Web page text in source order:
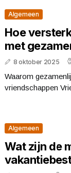
Algemeen
Hoe
met
8 oktober 2025
Waarom
vriendschappen
Algemeen
Wat zijn de